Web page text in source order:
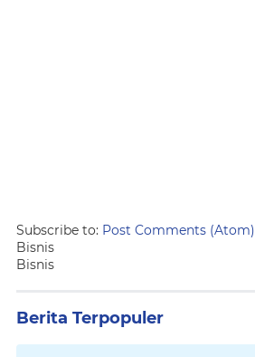
Subscribe to: Post Comments (Atom)
Bisnis
Bisnis
Berita Terpopuler